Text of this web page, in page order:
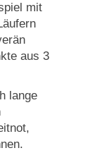
mit
aus 3
lange